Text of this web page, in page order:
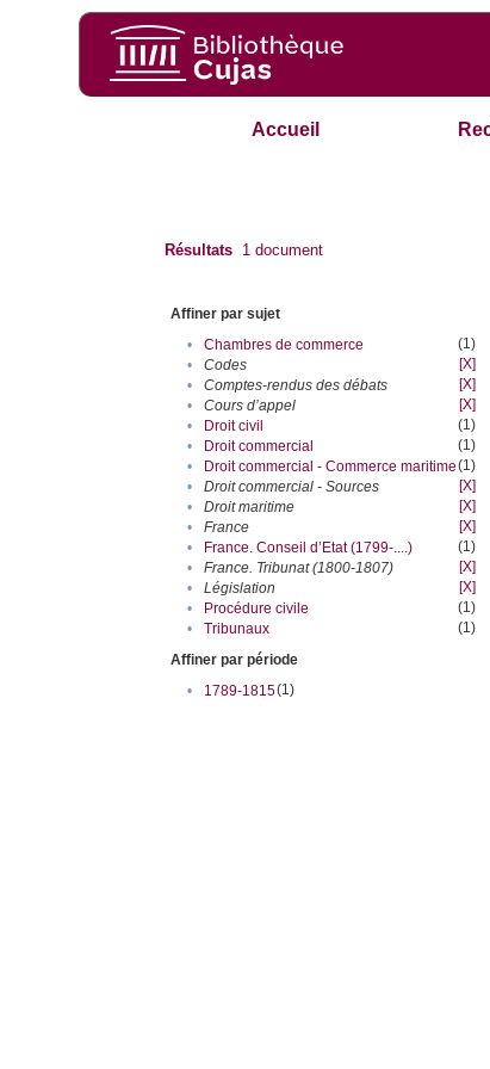
Accueil
Résultats 1 document
Affiner par sujet
•
Chambres de commerce
(1)
•
Codes
[X]
•
Comptes-rendus des débats
[X]
•
Cours d’appel
[X]
•
Droit civil
(1)
•
Droit commercial
(1)
•
Droit commercial - Commerce maritime(1)
•
Droit commercial - Sources
[X]
•
Droit maritime
[X]
•
France
[X]
•
France. Conseil d’Etat (1799-....)
(1)
•
France. Tribunat (1800-1807)
[X]
•
Législation
[X]
•
Procédure civile
(1)
•
Tribunaux
(1)
Affiner par période
•
1789-1815(1)